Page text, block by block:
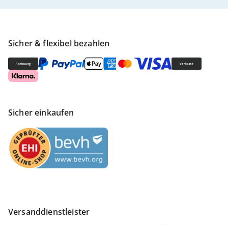
Sicher & flexibel bezahlen
Sicher einkaufen
Versanddienstleister